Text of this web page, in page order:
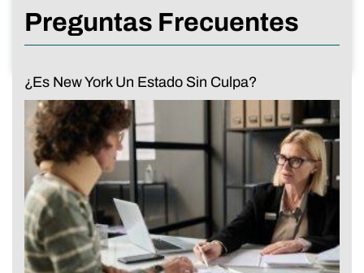
Preguntas Frecuentes
¿Es New York Un Estado Sin Culpa?